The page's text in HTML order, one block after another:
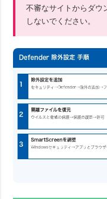
不審なサイトからダウ
しないでください。